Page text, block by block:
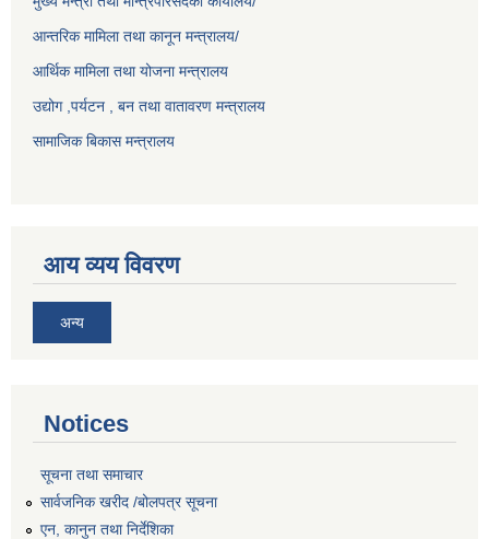
आन्तरिक मामिला तथा कानून मन्त्रालय/
आर्थिक मामिला तथा योजना मन्त्रालय
उद्योग ,पर्यटन , बन तथा वातावरण मन्त्रालय
सामाजिक बिकास मन्त्रालय
आय व्यय विवरण
अन्य
Notices
सूचना तथा समाचार
सार्वजनिक खरीद /बोलपत्र सूचना
एन, कानुन तथा निर्देशिका